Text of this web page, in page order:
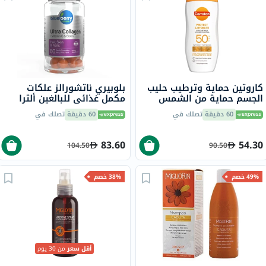
كاروتين حماية وترطيب حليب
الجسم حماية من الشمس
SPF50 مع حمض الهيالورونيك
200 مل 60 دقيقة تصلك في
54.30
90.50
بلوبيري ناتشورالز علكات
مكمل غذائي للبالغين ألترا
كولاجين + فيتامين سي
وبيوتين، حزمة 60
60 دقيقة تصلك في
83.60
104.50
49% خصم 38% خصم
أقل سعرمن 30 يوم